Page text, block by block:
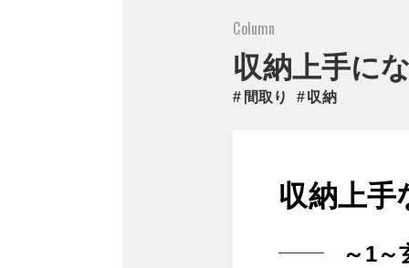
収納上手に
間取り 収納
収納上手
～1～